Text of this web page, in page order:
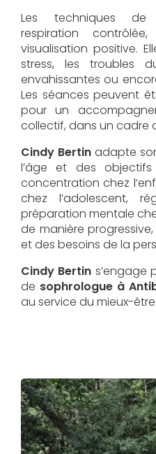
Les techniques de
respiration
visualisation positive.
stress, les troubles
envahissantes ou
Les séances peuvent
pour un
collectif, dans un cadre
Cindy Bertinadapte
l’âge et des
concentration chez
chez l’adolescent,
préparation mentale
de manière
et des besoins de la
Cindy Bertin s’engage
de sophrologue à
au service du mieux-